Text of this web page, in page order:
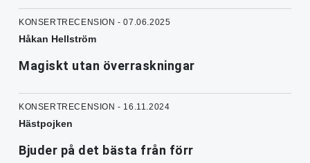
KONSERTRECENSION - 07.06.2025
Håkan Hellström
Magiskt utan överraskningar
KONSERTRECENSION - 16.11.2024
Hästpojken
Bjuder på det bästa från förr